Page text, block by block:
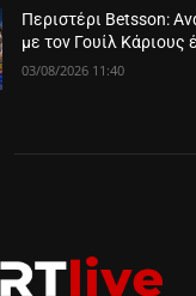
Περιστέρι Betsson:
με τον Γουίλ Κάριους
03/08/2026 11:40